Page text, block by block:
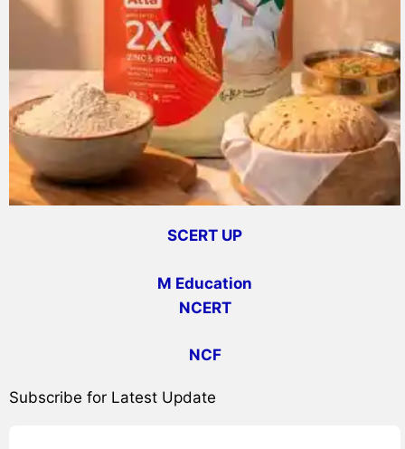
SCERT UP
M Education
NCERT
NCF
Subscribe for Latest Update